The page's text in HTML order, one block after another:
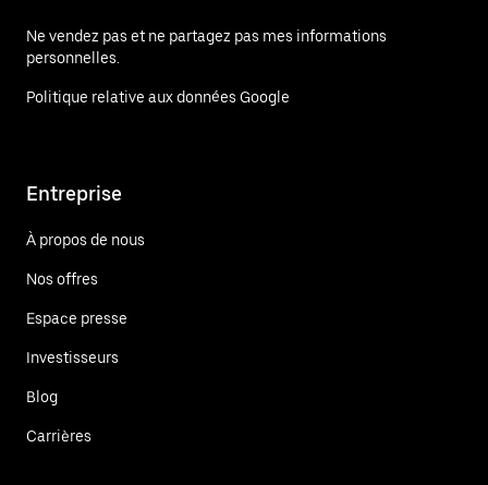
Ne vendez pas et ne partagez pas mes informations
personnelles.
Politique relative aux données Google
Entreprise
À propos de nous
Nos offres
Espace presse
Investisseurs
Blog
Carrières